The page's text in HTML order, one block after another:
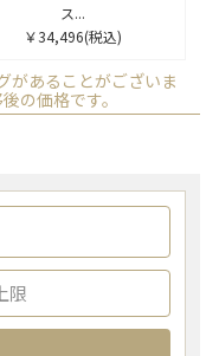
ス...
￥34,496(税込)
があることがございま
の価格です。